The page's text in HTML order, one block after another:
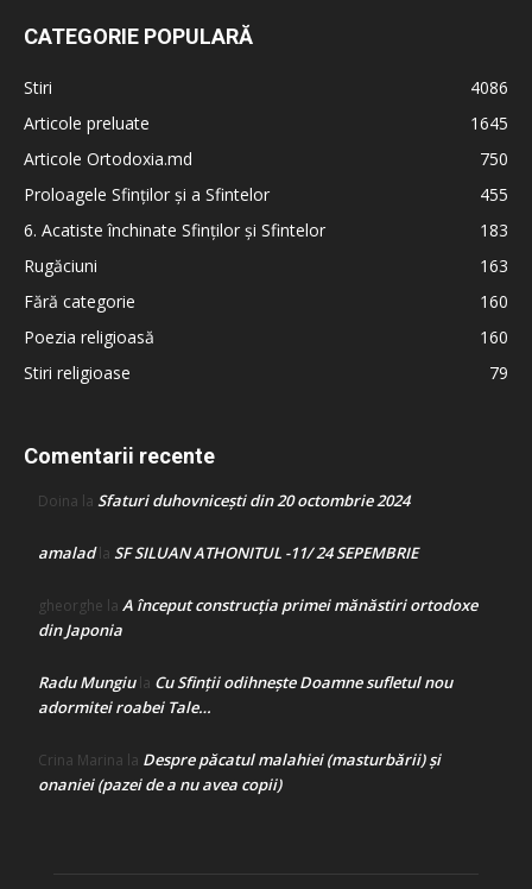
CATEGORIE POPULARĂ
Stiri
4086
Articole preluate
1645
Articole Ortodoxia.md
750
Proloagele Sfinților și a Sfintelor
455
6. Acatiste închinate Sfinților și Sfintelor
183
Rugăciuni
163
Fără categorie
160
Poezia religioasă
160
Stiri religioase
79
Comentarii recente
Doina la Sfaturi duhovnicești din 20 octombrie 2024
amaladla SF SILUAN ATHONITUL -11/ 24 SEPEMBRIE
gheorghe la A început construcţia primei mănăstiri ortodoxe
din Japonia
Radu Mungiula Cu Sfinții odihnește Doamne sufletul nou
adormitei roabei Tale…
Crina Marina la Despre păcatul malahiei (masturbării) şi
onaniei (pazei de a nu avea copii)